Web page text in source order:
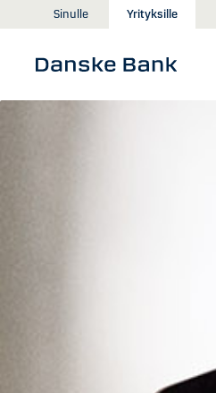
Siirry sisältöön
Sinulle Yrityksille